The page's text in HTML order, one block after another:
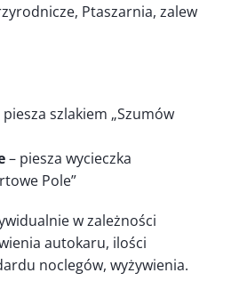
Ptaszarnia, zalew
szlakiem „Szumów
– piesza wycieczka
Pole”
w zależności
autokaru, ilości
noclegów, wyżywienia.